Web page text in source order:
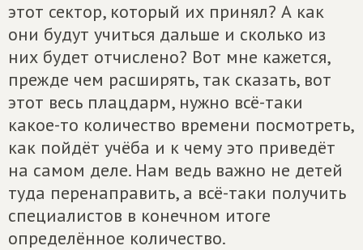
этот сектор, который их принял? А как
они будут учиться дальше и сколько из
них будет отчислено? Вот мне кажется,
прежде чем расширять, так сказать, вот
этот весь плацдарм, нужно всё-таки
какое-то количество времени посмотреть,
как пойдёт учёба и к чему это приведёт
на самом деле. Нам ведь важно не детей
туда перенаправить, а всё-таки получить
специалистов в конечном итоге
определённое количество.